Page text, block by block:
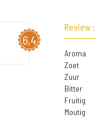
6,4
Review :
Aroma
Zoet
Zuur
Bitter
Fruitig
Moutig